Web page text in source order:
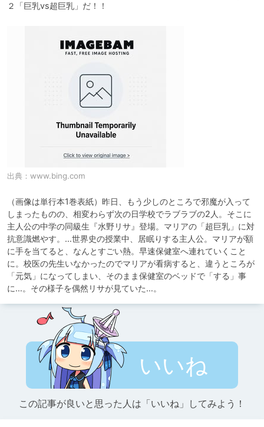
２「巨乳vs超巨乳」だ！！
出典： www.bing.com
（画像は単行本1巻表紙）昨日、もう少しのところで邪魔が入って
しまったものの、相変わらず次の日学校でラブラブの2人。そこに
主人公の中学の同級生『水野リサ』登場。マリアの「超巨乳」に対
抗意識燃やす。…世界史の授業中、居眠りする主人公。マリアが額
に手を当てると、なんとすごい熱。早速保健室へ連れていくこと
に。校医の先生いなかったのでマリアが看病すると、違うところが
「元気」になってしまい、そのまま保健室のベッドで「する」事
に…。その様子を偶然リサが見ていた…。
いいね
この記事が良いと思った人は「いいね」してみよう！